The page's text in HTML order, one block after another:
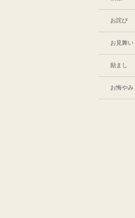
お詫び
お見舞い
励まし
お悔やみ